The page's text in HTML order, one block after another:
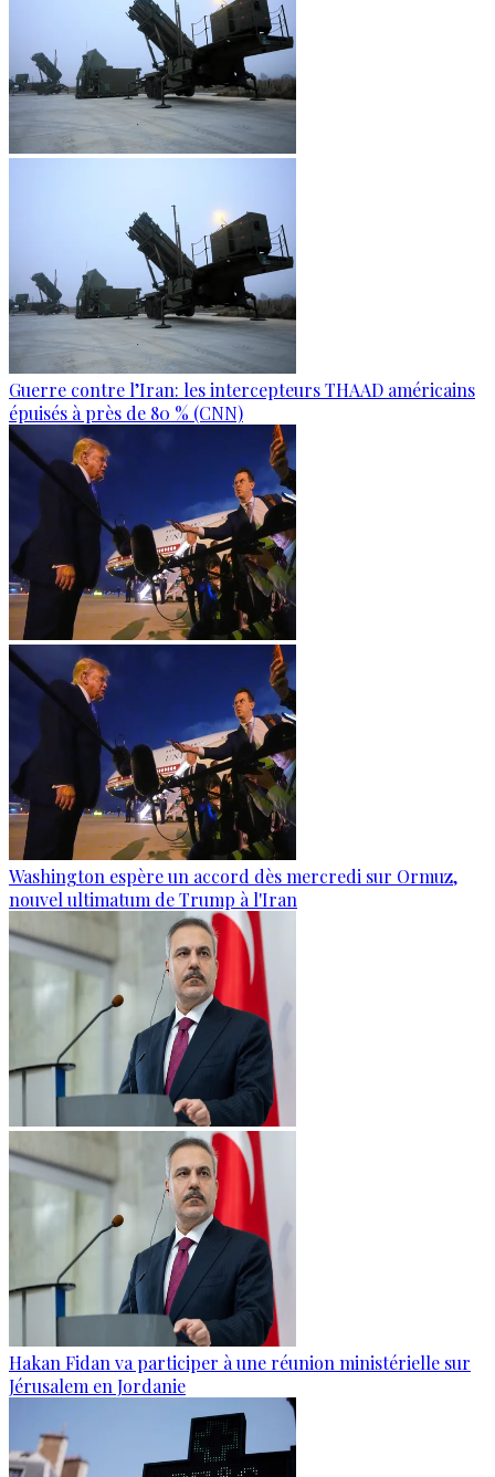
Guerre contre l’Iran: les intercepteurs THAAD américains
épuisés à près de 80 % (CNN)
Washington espère un accord dès mercredi sur Ormuz,
nouvel ultimatum de Trump à l'Iran
Hakan Fidan va participer à une réunion ministérielle sur
Jérusalem en Jordanie